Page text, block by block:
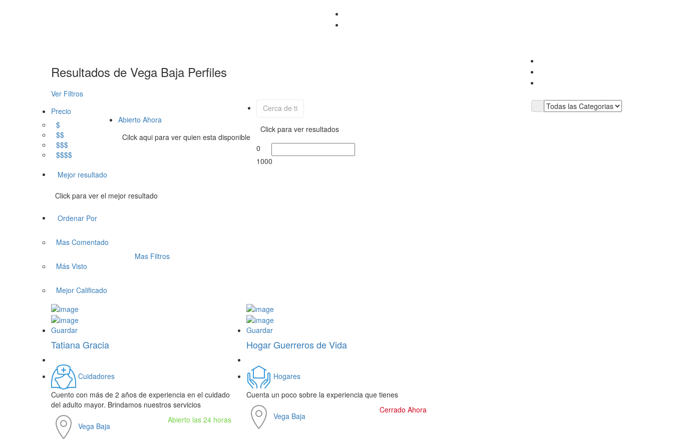
Resultados de Vega Baja Perfiles
Ver Filtros
Precio
$
$$
$$$
$$$$
Abierto Ahora
Cilck aqui para ver quien esta disponible
Cerca de ti
Click para ver resultados
0
1000
Mejor resultado
Click para ver el mejor resultado
Ordenar Por
Mas Comentado
Más Visto
Mejor Calificado
Mas Filtros
Guardar
Tatiana Gracia
Cuidadores
Cuento con más de 2 años de experiencia en el cuidado
del adulto mayor. Brindamos nuestros servicios
Vega Baja
Abierto las 24 horas
Guardar
Hogar Guerreros de Vida
Hogares
Cuenta un poco sobre la experiencia que tienes
Vega Baja
Cerrado Ahora